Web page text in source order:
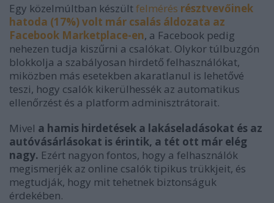
Egy közelmúltban készültfelmérés résztvevőinek
hatoda (17%) volt már csalás áldozata az
Facebook Marketplace-en, a Facebook pedig
nehezen tudja kiszűrni a csalókat. Olykor túlbuzgón
blokkolja a szabályosan hirdető felhasználókat,
miközben más esetekben akaratlanul is lehetővé
teszi, hogy csalók kikerülhessék az automatikus
ellenőrzést és a platform adminisztrátorait.
Mivel a hamis hirdetések a lakáseladásokat és az
autóvásárlásokat is érintik, a tét ott már elég
nagy. Ezért nagyon fontos, hogy a felhasználók
megismerjék az online csalók tipikus trükkjeit, és
megtudják, hogy mit tehetnek biztonságuk
érdekében.